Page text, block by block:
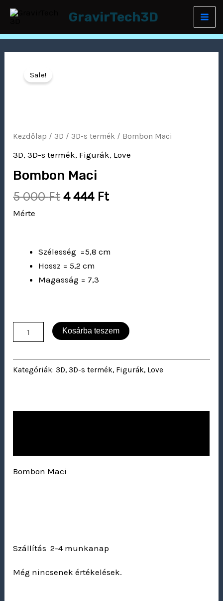
Skip
content
GravirTech3D
Sale!
Kezdőlap / 3D / 3D-s termék / Bombon Maci
3D,3D-s termék, Figurák, Love
Bombon Maci
5 000Ft 4 444 Ft
Mérte
Szélesség =5,8 cm
Hossz = 5,2 cm
Magasság = 7,3
Maci
Kosárba teszem
Kategóriák:3D,3D-s termék, Figurák, Love
Bombon Maci
Szállítás 2-4 munkanap
Még nincsenek értékelések.